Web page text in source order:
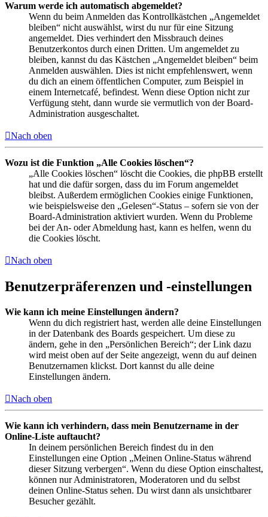
Warum werde ich automatisch abgemeldet?
Wenn du beim Anmelden das Kontrollkästchen „Angemeldet
bleiben“ nicht auswählst, wirst du nur für eine Sitzung
angemeldet. Dies verhindert den Missbrauch deines
Benutzerkontos durch einen Dritten. Um angemeldet zu
bleiben, kannst du das Kästchen „Angemeldet bleiben“ beim
Anmelden auswählen. Dies ist nicht empfehlenswert, wenn
du dich an einem öffentlichen Computer, zum Beispiel in
einem Internetcafé, befindest. Wenn diese Option nicht zur
Verfügung steht, dann wurde sie vermutlich von der Board-
Administration ausgeschaltet.
Nach oben
Wozu ist die Funktion „Alle Cookies löschen“?
„Alle Cookies löschen“ löscht die Cookies, die phpBB erstellt
hat und die dafür sorgen, dass du im Forum angemeldet
bleibst. Außerdem ermöglichen Cookies einige Funktionen,
wie beispielsweise den „Gelesen“-Status – sofern sie von der
Board-Administration aktiviert wurden. Wenn du Probleme
bei der An- oder Abmeldung hast, kann es helfen, wenn du
die Cookies löscht.
Nach oben
Benutzerpräferenzen und -einstellungen
Wie kann ich meine Einstellungen ändern?
Wenn du dich registriert hast, werden alle deine Einstellungen
in der Datenbank des Boards gespeichert. Um diese zu
ändern, gehe in den „Persönlichen Bereich“; der Link dazu
wird meist oben auf der Seite angezeigt, wenn du auf deinen
Benutzernamen klickst. Dort kannst du alle deine
Einstellungen ändern.
Nach oben
Wie kann ich verhindern, dass mein Benutzername in der
Online-Liste auftaucht?
In deinem persönlichen Bereich findest du in den
Einstellungen eine Option „Meinen Online-Status während
dieser Sitzung verbergen“. Wenn du diese Option einschaltest,
können nur Administratoren, Moderatoren und du selbst
deinen Online-Status sehen. Du wirst dann als unsichtbarer
Besucher gezählt.